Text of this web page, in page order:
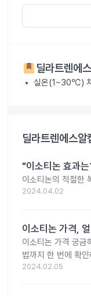
딜라트렌에
실온(1~30℃)
딜라트렌에스
"이소티논 효과
이소티논의 적절한
2024.04.02
이소티논 가격,
이소티논 가격 궁금
법까지 한 번에 확
2024.02.05